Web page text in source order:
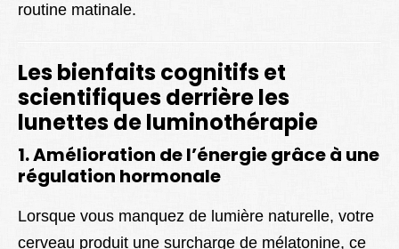
routine matinale.
Les bienfaits cognitifs et
scientifiques derrière les
lunettes de luminothérapie
1. Amélioration de l’énergie grâce à une
régulation hormonale
Lorsque vous manquez de lumière naturelle, votre
cerveau produit une surcharge de mélatonine, ce